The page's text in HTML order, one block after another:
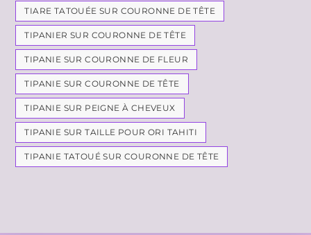
TIARE TATOUÉE SUR COURONNE DE TÊTE
TIPANIER SUR COURONNE DE TÊTE
TIPANIE SUR COURONNE DE FLEUR
TIPANIE SUR COURONNE DE TÊTE
TIPANIE SUR PEIGNE À CHEVEUX
TIPANIE SUR TAILLE POUR ORI TAHITI
TIPANIE TATOUÉ SUR COURONNE DE TÊTE